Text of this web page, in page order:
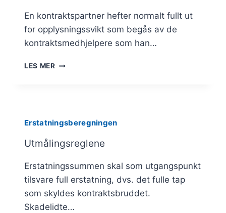
En kontraktspartner hefter normalt fullt ut
for opplysningssvikt som begås av de
kontraktsmedhjelpere som han…
LES MERANSVAR
Erstatningsberegningen
Utmålingsreglene
Erstatningssummen skal som utgangspunkt
tilsvare full erstatning, dvs. det fulle tap
som skyldes kontraktsbruddet.
Skadelidte…